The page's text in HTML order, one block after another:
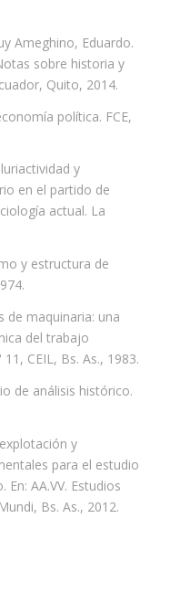
Ameghino, Eduardo.
sobre historia y
Quito, 2014.
política. FCE,
y
en el partido de
actual. La
y estructura de
de maquinaria: una
del trabajo
CEIL, Bs. As., 1983.
de análisis histórico.
y
para el estudio
AA.VV. Estudios
Bs. As., 2012.